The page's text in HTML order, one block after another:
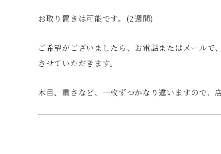
お取り置きは可能です。(2週間)
ご希望がございましたら、お電話またはメールで
させていただきます。
木目、重さなど、一枚ずつかなり違いますので、